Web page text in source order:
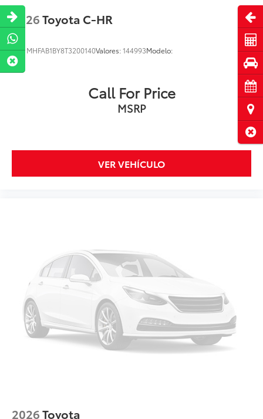
2026Toyota C-HR
VIN:MHFAB1BY8T3200140Valores:144993Modelo:
Call For Price
MSRP
VER VEHÍCULO
2026Toyota